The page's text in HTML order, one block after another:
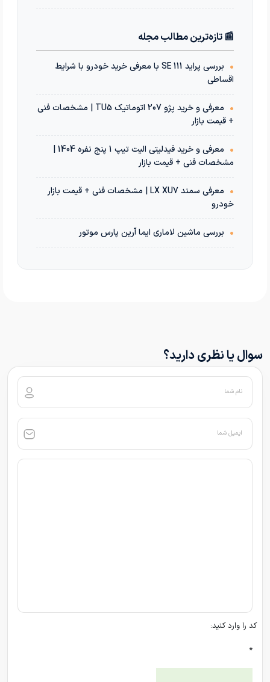
📰 تازه‌ترین مطالب مجله
•
بررسی پراید 111 SE با معرفی خرید خودرو با شرایط
اقساطی
•
معرفی و خرید پژو 207 اتوماتیک TU5 | مشخصات فنی
+ قیمت بازار
•
معرفی و خرید فیدلیتی الیت تیپ 1 پنج نفره 1404 |
مشخصات فنی + قیمت بازار
•
معرفی سمند LX XU7 | مشخصات فنی + قیمت بازار
خودرو
• بررسی ماشین لاماری ایما آرین پارس موتور
سوال یا نظری دارید؟
نام شما
ایمیل شما
کد را وارد کنید:
*